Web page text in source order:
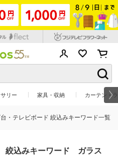
リー 家具・収納 カーテン・
・テレビボード 絞込みキーワード一覧
絞込みキーワード ガラス